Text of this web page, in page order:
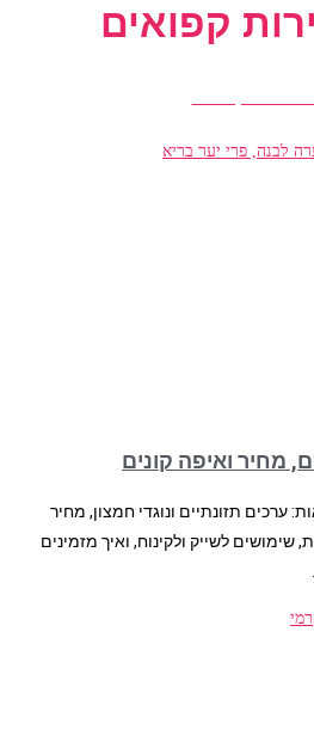
קפואים
מחיר ואיפה קונים
ערכים תזונתיים ונוגדי חמצון, מחיר
שימושים לשייק ולקינוח, ואיך מזמינים